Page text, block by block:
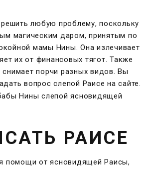
любую проблему, поскольку
магическим даром, принятым по
мамы Нины. Она излечивает
их от финансовых тягот. Также
порчи разных видов. Вы
вопрос слепой Раисе на сайте.
РАИСЕ
помощи от ясновидящей Раисы,